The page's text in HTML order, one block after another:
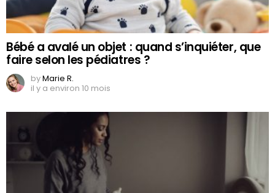
Bébé a avalé un objet : quand s’inquiéter, que
faire selon les pédiatres ?
byMarie R.
il y a environ 10 mois